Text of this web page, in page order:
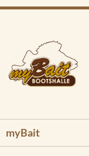
myBait